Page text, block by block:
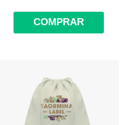
COMPRAR